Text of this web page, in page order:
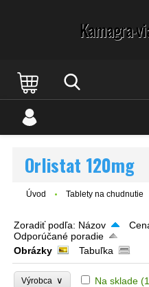
Orlistat 120mg
Úvod Tablety na chudnutie
Zoradiť podľa: Názov
Odporúčané poradie
Obrázky
Tabuľka
Výrobca ∨ Na sklade